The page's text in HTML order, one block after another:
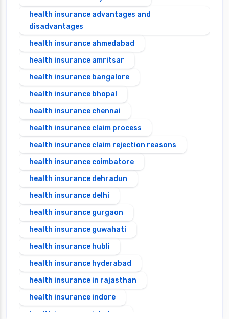
health insurance advantages and
disadvantages
health insurance ahmedabad
health insurance amritsar
health insurance bangalore
health insurance bhopal
health insurance chennai
health insurance claim process
health insurance claim rejection reasons
health insurance coimbatore
health insurance dehradun
health insurance delhi
health insurance gurgaon
health insurance guwahati
health insurance hubli
health insurance hyderabad
health insurance in rajasthan
health insurance indore
health insurance jabalpur